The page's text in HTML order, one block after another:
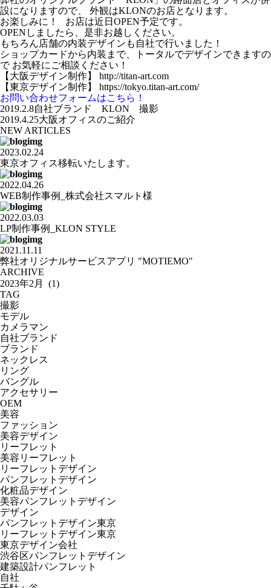
設になりますので、 外観はKLONのお店となります。
お楽しみに！ お店は近日OPEN予定です。
OPENしましたら、是非お越しください。
もちろん店舗の内装デザインも自社で行いました！
ショップカードから内装まで、トータルでデザインできますの
で お気軽にご相談ください！
【大阪デザイン制作】 http://titan-art.com
【東京デザイン制作】 https://tokyo.titan-art.com/
お問い合わせフォームはこちら！
2019.2.8自社ブランド KLON 撮影
2019.4.25大阪オフィスのご紹介
NEW ARTICLES
2023.02.24
東京オフィス移転いたします。
2022.04.26
WEB制作事例_株式会社スマルト様
2022.03.03
LP制作事例_KLON STYLE
2021.11.11
弊社オリジナルサービスアプリ "MOTIEMO"
ARCHIVE
TAG
撮影
モデル
カメラマン
自社ブランド
ブランド
ネックレス
リング
バングル
アクセサリー
OEM
美容
ファッション
美容デザイン
リーフレット
美容リーフレット
リーフレットデザイン
パンフレットデザイン
化粧品デザイン
美容パンフレットデザイン
デザイン
パンフレットデザイン東京
リーフレットデザイン東京
東京デザイン会社
渋谷区パンフレットデザイン
建築設計パンフレット
自社